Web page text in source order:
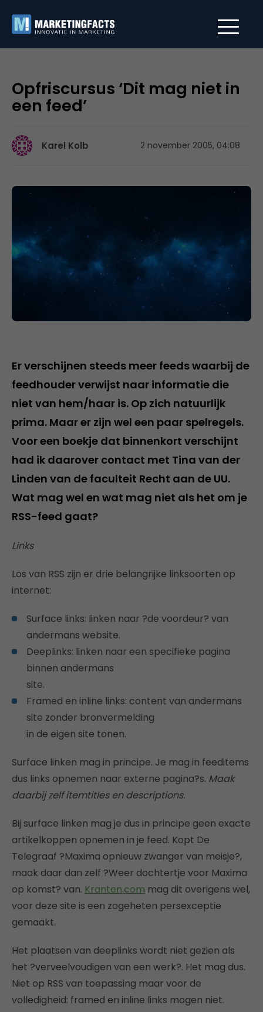
Opfriscursus ‘Dit mag niet in
een feed’
Karel Kolb 2 november 2005, 04:08
Er verschijnen steeds meer feeds waarbij de
feedhouder verwijst naar informatie die
niet van hem/haar is. Op zich natuurlijk
prima. Maar er zijn wel een paar spelregels.
Voor een boekje dat binnenkort verschijnt
had ik daarover contact met Tina van der
Linden van de faculteit Recht aan de UU.
Wat mag wel en wat mag niet als het om je
RSS-feed gaat?
Links
Los van RSS zijn er drie belangrijke linksoorten op
internet:
Surface links: linken naar ?de voordeur? van
andermans website.
Deeplinks: linken naar een specifieke pagina
binnen andermans
site.
Framed en inline links: content van andermans
site zonder bronvermelding
in de eigen site tonen.
Surface linken mag in principe. Je mag in feeditems
dus links opnemen naar externe pagina?s. Maak
daarbij zelf itemtitles en descriptions.
Bij surface linken mag je dus in principe geen exacte
artikelkoppen opnemen in je feed. Kopt De
Telegraaf ?Maxima opnieuw zwanger van meisje?,
maak daar dan zelf ?Weer dochtertje voor Maxima
op komst? van. Kranten.com mag dit overigens wel,
voor deze site is een zogeheten persexceptie
gemaakt.
Het plaatsen van deeplinks wordt niet gezien als
het ?verveelvoudigen van een werk?. Het mag dus.
Niet op RSS van toepassing maar voor de
volledigheid: framed en inline links mogen niet.